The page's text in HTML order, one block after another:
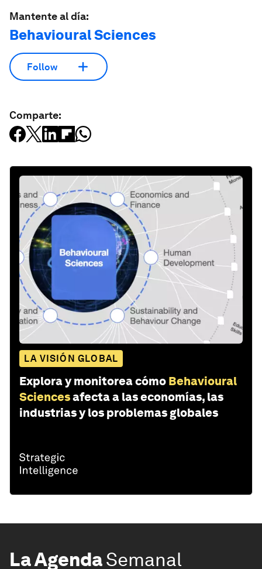
Mantente al día:
Behavioural Sciences
Follow
Comparte:
LA VISIÓN GLOBAL
Explora y monitorea cómo Behavioural
Sciencesafecta a las economías, las
industrias y los problemas globales
La AgendaSemanal